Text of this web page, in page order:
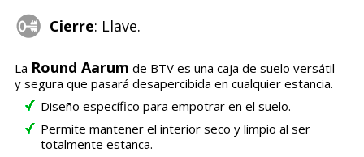
Cierre: Llave.
La Round Aarum de BTV es una caja de suelo versátil
y segura que pasará desapercibida en cualquier estancia.
Diseño específico para empotrar en el suelo.
Permite mantener el interior seco y limpio al ser
totalmente estanca.